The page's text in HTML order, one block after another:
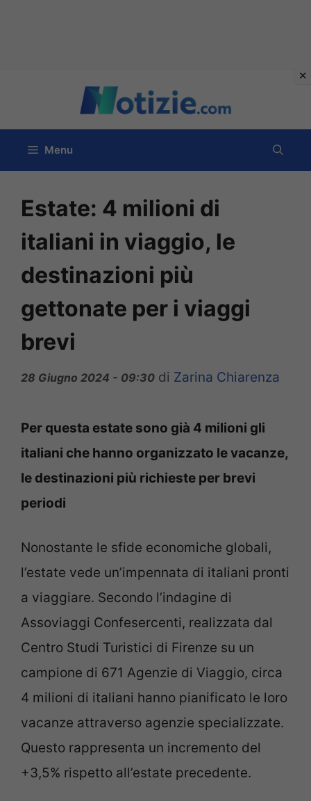
contenuto
Menu
Estate: 4 milioni di
italiani in viaggio, le
destinazioni più
gettonate per i viaggi
brevi
28 Giugno 2024 - 09:30 di Zarina Chiarenza
Per questa estate sono già 4 milioni gli
italiani che hanno organizzato le vacanze,
le destinazioni più richieste per brevi
periodi
Nonostante le sfide economiche globali,
l’estate vede un’impennata di italiani pronti
a viaggiare. Secondo l’indagine di
Assoviaggi Confesercenti, realizzata dal
Centro Studi Turistici di Firenze su un
campione di 671 Agenzie di Viaggio, circa
4 milioni di italiani hanno pianificato le loro
vacanze attraverso agenzie specializzate.
Questo rappresenta un incremento del
+3,5% rispetto all’estate precedente.